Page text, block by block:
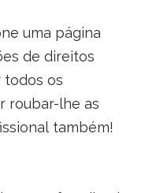
uma página
de direitos
todos os
roubar-lhe as
também!